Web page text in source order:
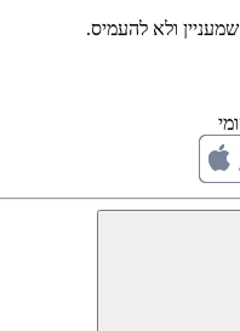
ולא להעמיס.